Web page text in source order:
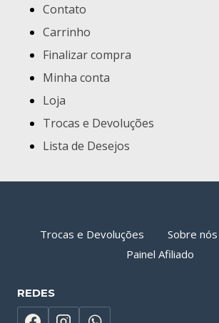
Contato
Carrinho
Finalizar compra
Minha conta
Loja
Trocas e Devoluções
Lista de Desejos
Trocas e Devoluções Sobre nós
Painel Afiliado
REDES